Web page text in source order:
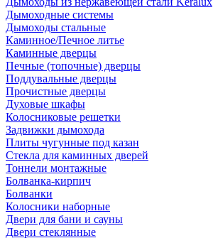
Дымоходные системы
Дымоходы стальные
Каминное/Печное литье
Каминные дверцы
Печные (топочные) дверцы
Поддувальные дверцы
Прочистные дверцы
Духовые шкафы
Колосниковые решетки
Задвижки дымохода
Плиты чугунные под казан
Стекла для каминных дверей
Тоннели монтажные
Болванка-кирпич
Болванки
Колосники наборные
Двери для бани и сауны
Двери стеклянные